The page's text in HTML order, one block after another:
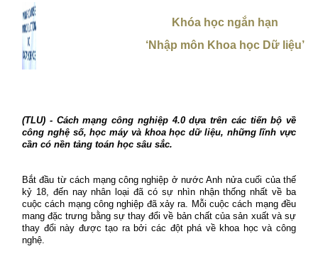
Khóa học ngắn hạn
‘Nhập môn Khoa học Dữ liệu’
(TLU) - Cách mạng công nghiệp 4.0 dựa trên các tiến bộ về
công nghệ số, học máy và khoa học dữ liệu, những lĩnh vực
cần có nền tảng toán học sâu sắc.
Bắt đầu từ cách mạng công nghiệp ở nước Anh nửa cuối của thế
kỷ 18, đến nay nhân loại đã có sự nhìn nhận thống nhất về ba
cuộc cách mạng công nghiệp đã xảy ra. Mỗi cuộc cách mạng đều
mang đặc trưng bằng sự thay đổi về bản chất của sản xuất và sự
thay đổi này được tạo ra bởi các đột phá về khoa học và công
nghệ.